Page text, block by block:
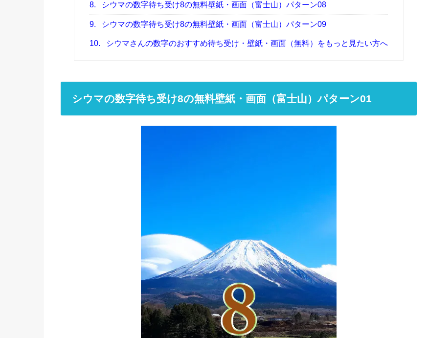
8. シウマの数字待ち受け8の無料壁紙・画面（富士山）パターン08
9. シウマの数字待ち受け8の無料壁紙・画面（富士山）パターン09
10. シウマさんの数字のおすすめ待ち受け・壁紙・画面（無料）をもっと見たい方へ
シウマの数字待ち受け8の無料壁紙・画面（富士山）パターン01